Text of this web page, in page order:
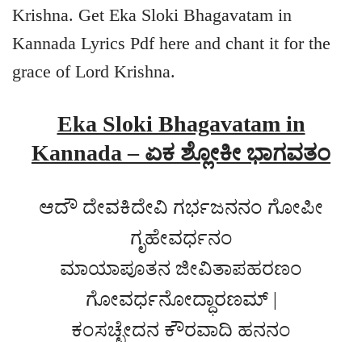
Krishna. Get Eka Sloki Bhagavatam in
Kannada Lyrics Pdf here and chant it for the
grace of Lord Krishna.
Eka Sloki Bhagavatam in
Kannada – ಏಕ ಶ್ಲೋಕೀ ಭಾಗವತಂ
ಆದೌ ದೇವಕಿದೇವಿ ಗರ್ಭಜನನಂ ಗೋಪೀ
ಗೃಹೇವರ್ಧನಂ
ಮಾಯಾಪೂತನ ಜೀವಿತಾಪಹರಣಂ
ಗೋವರ್ಧನೋದ್ಧಾರಣಮ್ |
ಕಂಸಚ್ಛೇದನ ಕೌರವಾದಿ ಹನನಂ